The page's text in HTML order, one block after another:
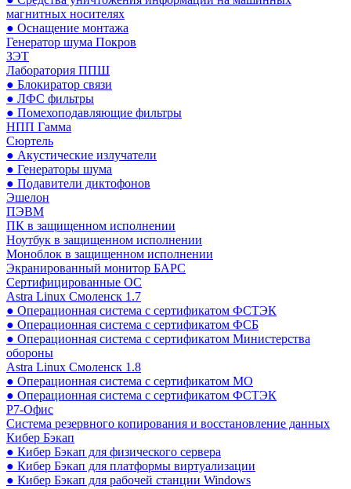
магнитных носителях
● Оснащение монтажа
Генератор шума Покров
ЗЭТ
Лаборатория ППШ
● Блокиратор связи
● ЛФС фильтры
● Помехоподавляющие фильтры
НПП Гамма
Сюртель
● Акустические излучатели
● Генераторы шума
● Подавители диктофонов
Эшелон
ПЭВМ
ПК в защищенном исполнении
Ноутбук в защищенном исполнении
Моноблок в защищенном исполнении
Экранированный монитор БАРС
Сертифицированные ОС
Astra Linux Смоленск 1.7
● Операционная система с сертификатом ФСТЭК
● Операционная система с сертификатом ФСБ
● Операционная система с сертификатом Министерства
обороны
Astra Linux Смоленск 1.8
● Операционная система с сертификатом МО
● Операционная система с сертификатом ФСТЭК
Р7-Офис
Система резервного копирования и восстановление данных
Кибер Бэкап
● Кибер Бэкап для физического сервера
● Кибер Бэкап для платформы виртуализации
● Кибер Бэкап для рабочей станции Windows